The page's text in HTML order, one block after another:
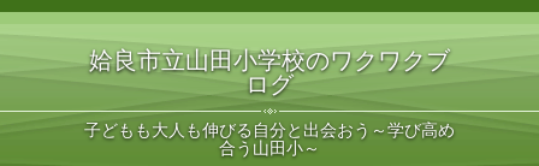
姶良市立山田小学校のワクワクブ
ログ
子どもも大人も伸びる自分と出会おう～学び高め
合う山田小～